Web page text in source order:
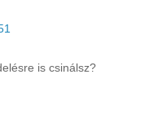
is csinálsz?